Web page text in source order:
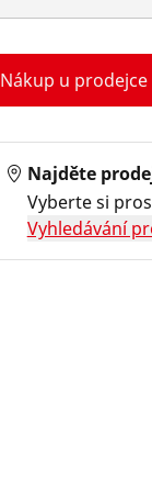
Nákup u prodejce
Najděte
Vyberte si
Vyhledávání